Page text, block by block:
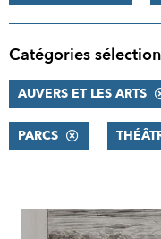
Catégories
AUVERS ET LES ARTS
PARCS
RÉSULTATS